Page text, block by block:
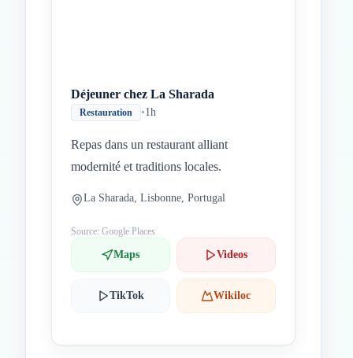
Déjeuner chez La Sharada
Restauration •1h
Repas dans un restaurant alliant
modernité et traditions locales.
La Sharada, Lisbonne, Portugal
Source: Google Places
Maps Videos
TikTok Wikiloc